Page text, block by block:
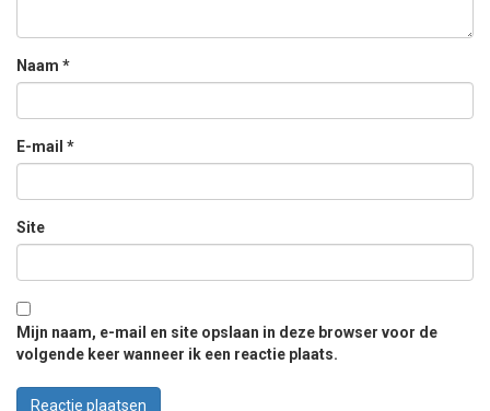
Naam *
E-mail *
Site
Mijn naam, e-mail en site opslaan in deze browser voor de
volgende keer wanneer ik een reactie plaats.